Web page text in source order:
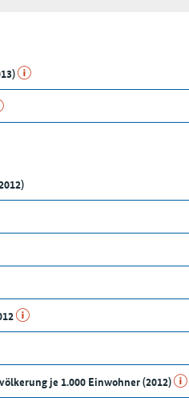
je 1.000 Einwohner (2012)